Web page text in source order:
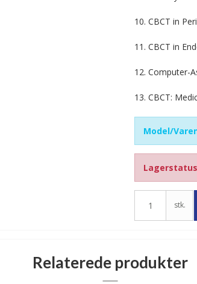
10. CBCT in
11. CBCT in
12. Computer-
13. CBCT:
Model/
stk.
Relaterede produkter